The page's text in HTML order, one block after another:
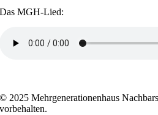
Das MGH-Lied:
© 2025 Mehrgenerationenhaus
vorbehalten.